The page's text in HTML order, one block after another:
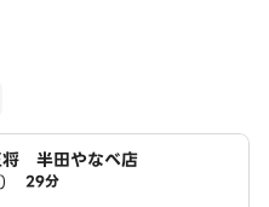
将 半田やなべ店
29分